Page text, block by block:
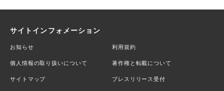
サイトインフォメーション
お知らせ 利用規約
個人情報の取り扱いについて 著作権と転載について
サイトマップ プレスリリース受付